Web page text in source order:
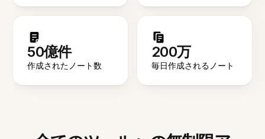
50億件
作成されたノート数
200万
毎日作成されるノート